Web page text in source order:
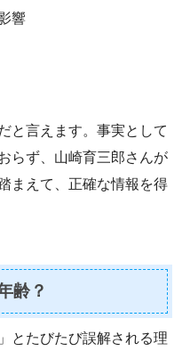
響
と言えます。事実として
らず、山崎育三郎さんが
まえて、正確な情報を得
齢？
とたびたび誤解される理